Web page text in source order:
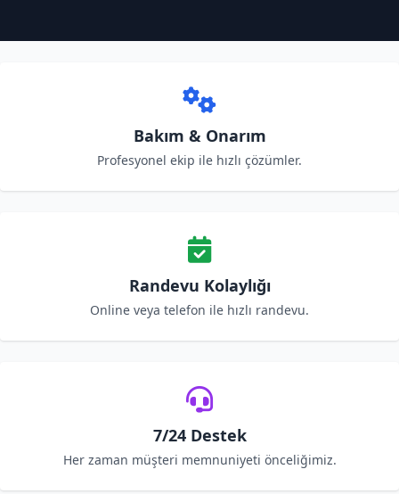
Bakım & Onarım
Profesyonel ekip ile hızlı çözümler.
Randevu Kolaylığı
Online veya telefon ile hızlı randevu.
7/24 Destek
Her zaman müşteri memnuniyeti önceliğimiz.